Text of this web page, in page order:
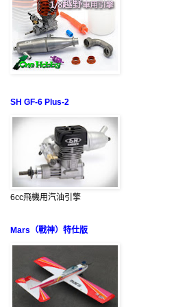
SH GF-6 Plus-2
6cc飛機用汽油引擎
Mars（戰神）特仕版